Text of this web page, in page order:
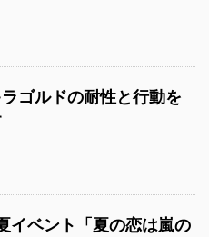
ゴルドの耐性と行動を
イベント「夏の恋は嵐の